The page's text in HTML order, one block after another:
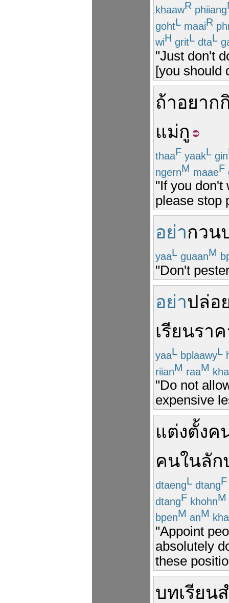
khaawR phiiang
gohtL maaiR
wiH gritL dtaL
"Just don't
[you should
ถ้าอยาก
แม่กู
thaaF yaakL gin
ngernM maaeF
"If you don't
please stop
อย่ากวน
yaaL guaanM
"Don't
อย่าปล่อ
เรียนรา
yaaL bplaawyL
riianM raaM
"Do not
expensive
แต่งตั้งค
คนในลั
dtaengL dtangF
dtangF khohnM
bpenM anM
"Appoint
absolutely
these
บทเรียน